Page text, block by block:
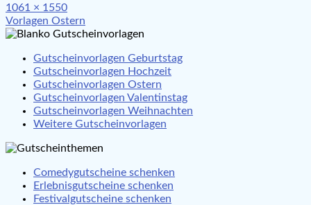
Full
size
1061 × 1550
Beitragsnavigation
Vorlagen Ostern
Gutscheinvorlagen Geburtstag
Gutscheinvorlagen Hochzeit
Gutscheinvorlagen Ostern
Gutscheinvorlagen Valentinstag
Gutscheinvorlagen Weihnachten
Weitere Gutscheinvorlagen
Comedygutscheine schenken
Erlebnisgutscheine schenken
Festivalgutscheine schenken